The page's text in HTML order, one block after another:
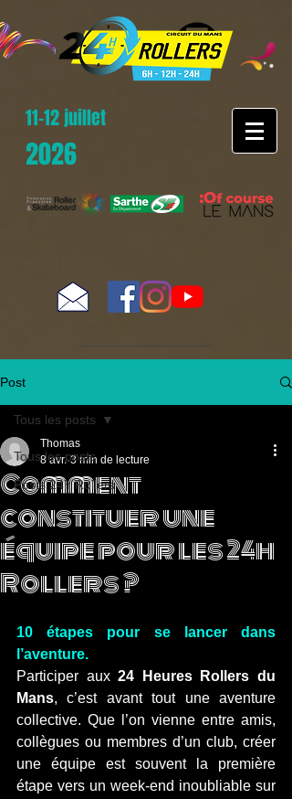
11-12 juillet
2026
Post
Tous les posts
Posts 24h Rollers
Tous les posts
Comment
constituer une
équipe pour les 24h
Rollers ?
Thomas
8 avr. 3 min de lecture
10 étapes pour se lancer dans
l’aventure.
Participer aux 24 Heures Rollers du
Mans, c’est avant tout une aventure
collective. Que l’on vienne entre amis,
collègues ou membres d’un club, créer
une équipe est souvent la première
étape vers un week-end inoubliable sur